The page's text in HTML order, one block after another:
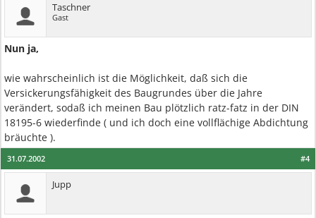
Taschner
Gast
Nun ja,
wie wahrscheinlich ist die Möglichkeit, daß sich die
Versickerungsfähigkeit des Baugrundes über die Jahre
verändert, sodaß ich meinen Bau plötzlich ratz-fatz in der DIN
18195-6 wiederfinde ( und ich doch eine vollflächige Abdichtung
bräuchte ).
#4
31.07.2002
Jupp